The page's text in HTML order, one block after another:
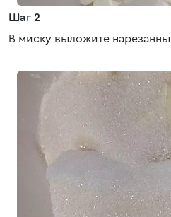
Шаг 2
В миску выложите